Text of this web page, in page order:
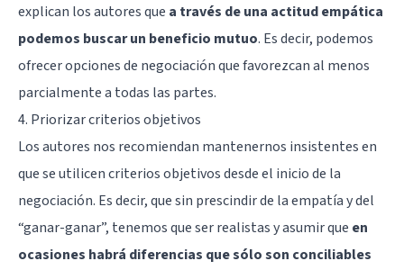
explican los autores que a través de una actitud empática
podemos buscar un beneficio mutuo. Es decir, podemos
ofrecer opciones de negociación que favorezcan al menos
parcialmente a todas las partes.
4. Priorizar criterios objetivos
Los autores nos recomiendan mantenernos insistentes en
que se utilicen criterios objetivos desde el inicio de la
negociación. Es decir, que sin prescindir de la empatía y del
“ganar-ganar”, tenemos que ser realistas y asumir que en
ocasiones habrá diferencias que sólo son conciliables